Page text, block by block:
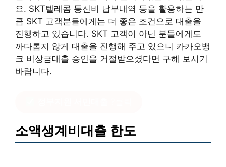
요. SKT텔레콤 통신비 납부내역 등을 활용하는 만
큼 SKT 고객분들에게는 더 좋은 조건으로 대출을
진행하고 있습니다. SKT 고객이 아닌 분들에게도
까다롭지 않게 대출을 진행해 주고 있으니 카카오뱅
크 비상금대출 승인을 거절받으셨다면 구해 보시기
바랍니다.
소액생계비대출 한도